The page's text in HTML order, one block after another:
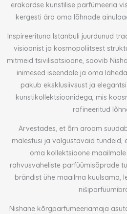
erakordse kunstilise parfümeeria
kergesti ära oma lõhnade
Inspireerituna Istanbuli juurdunud
visioonist ja kosmopoliitsest
mitmeid tsivilisatsioone, soovib
inimesed iseendale ja oma
pakub eksklusiivsust ja
kunstikollektsioonidega, mis
rafineeritud
Arvestades, et õrn aroom
mälestusi ja valgustavaid tundeid,
oma kollektsioone
rahvusvaheliste parfüümisõprade
brändist ühe maailma kuulsama,
Nishane kõrgparfümeeriamaja